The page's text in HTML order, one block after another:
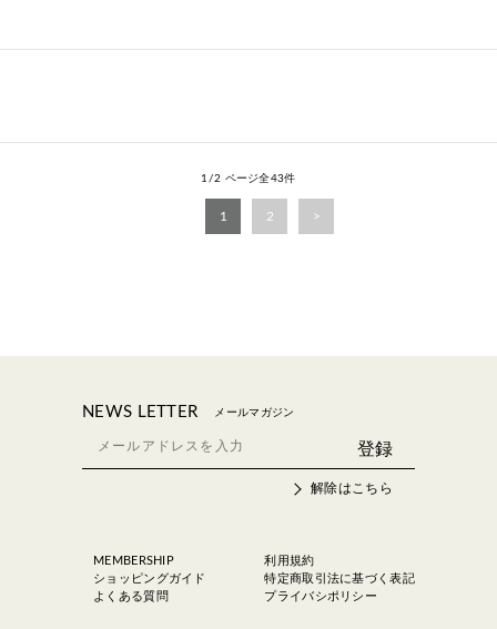
1/2 ページ全43件
1 2
NEWS LETTER メールマガジン
解除はこちら
MEMBERSHIP
ショッピングガイド
よくある質問
利用規約
特定商取引法に基づく表記
プライバシポリシー